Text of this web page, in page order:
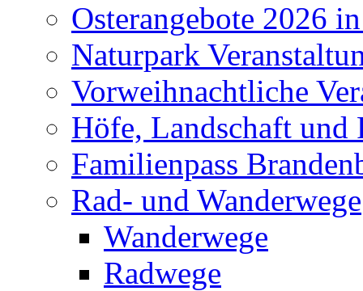
Osterangebote 2026
Naturpark
Vorweihnachtliche
Höfe, Landschaft und
Familienpass
Rad- und Wanderwege
Wanderwege
Radwege